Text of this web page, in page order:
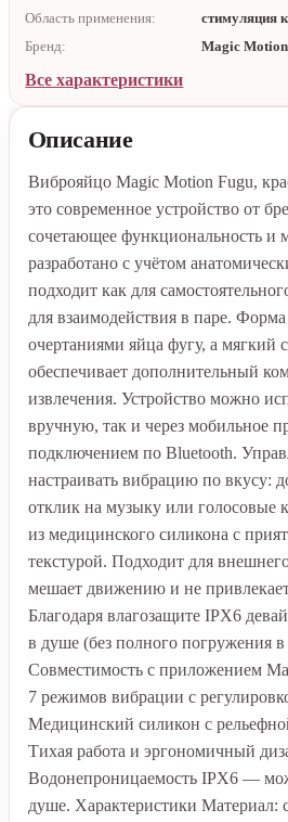
Область применения:
стимуляция
Бренд:
Magic Motion
Все характеристики
Описание
Виброяйцо Magic Motion Fugu,
это современное устройство от
сочетающее функциональность и
разработано с учётом
подходит как для
для взаимодействия в паре.
очертаниями яйца фугу, а мягкий
обеспечивает дополнительный
извлечения. Устройство можно
вручную, так и через мобильное
подключением по Bluetooth.
настраивать вибрацию по вкусу:
отклик на музыку или голосовые
из медицинского силикона с
текстурой. Подходит для
мешает движению и не
Благодаря влагозащите IPX6
в душе (без полного погружения
Совместимость с приложением
7 режимов вибрации с
Медицинский силикон с
Тихая работа и эргономичный
Водонепроницаемость IPX6 —
душе. Характеристики Материал: